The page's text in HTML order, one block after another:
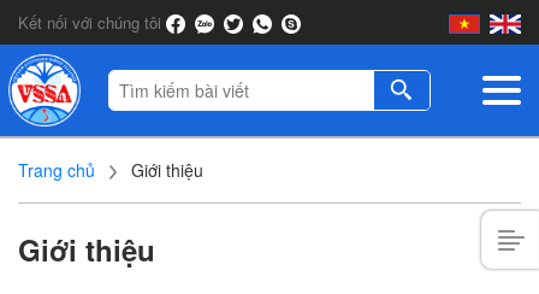
Kết nối với chúng tôi
Trang chủ Giới thiệu
Giới thiệu